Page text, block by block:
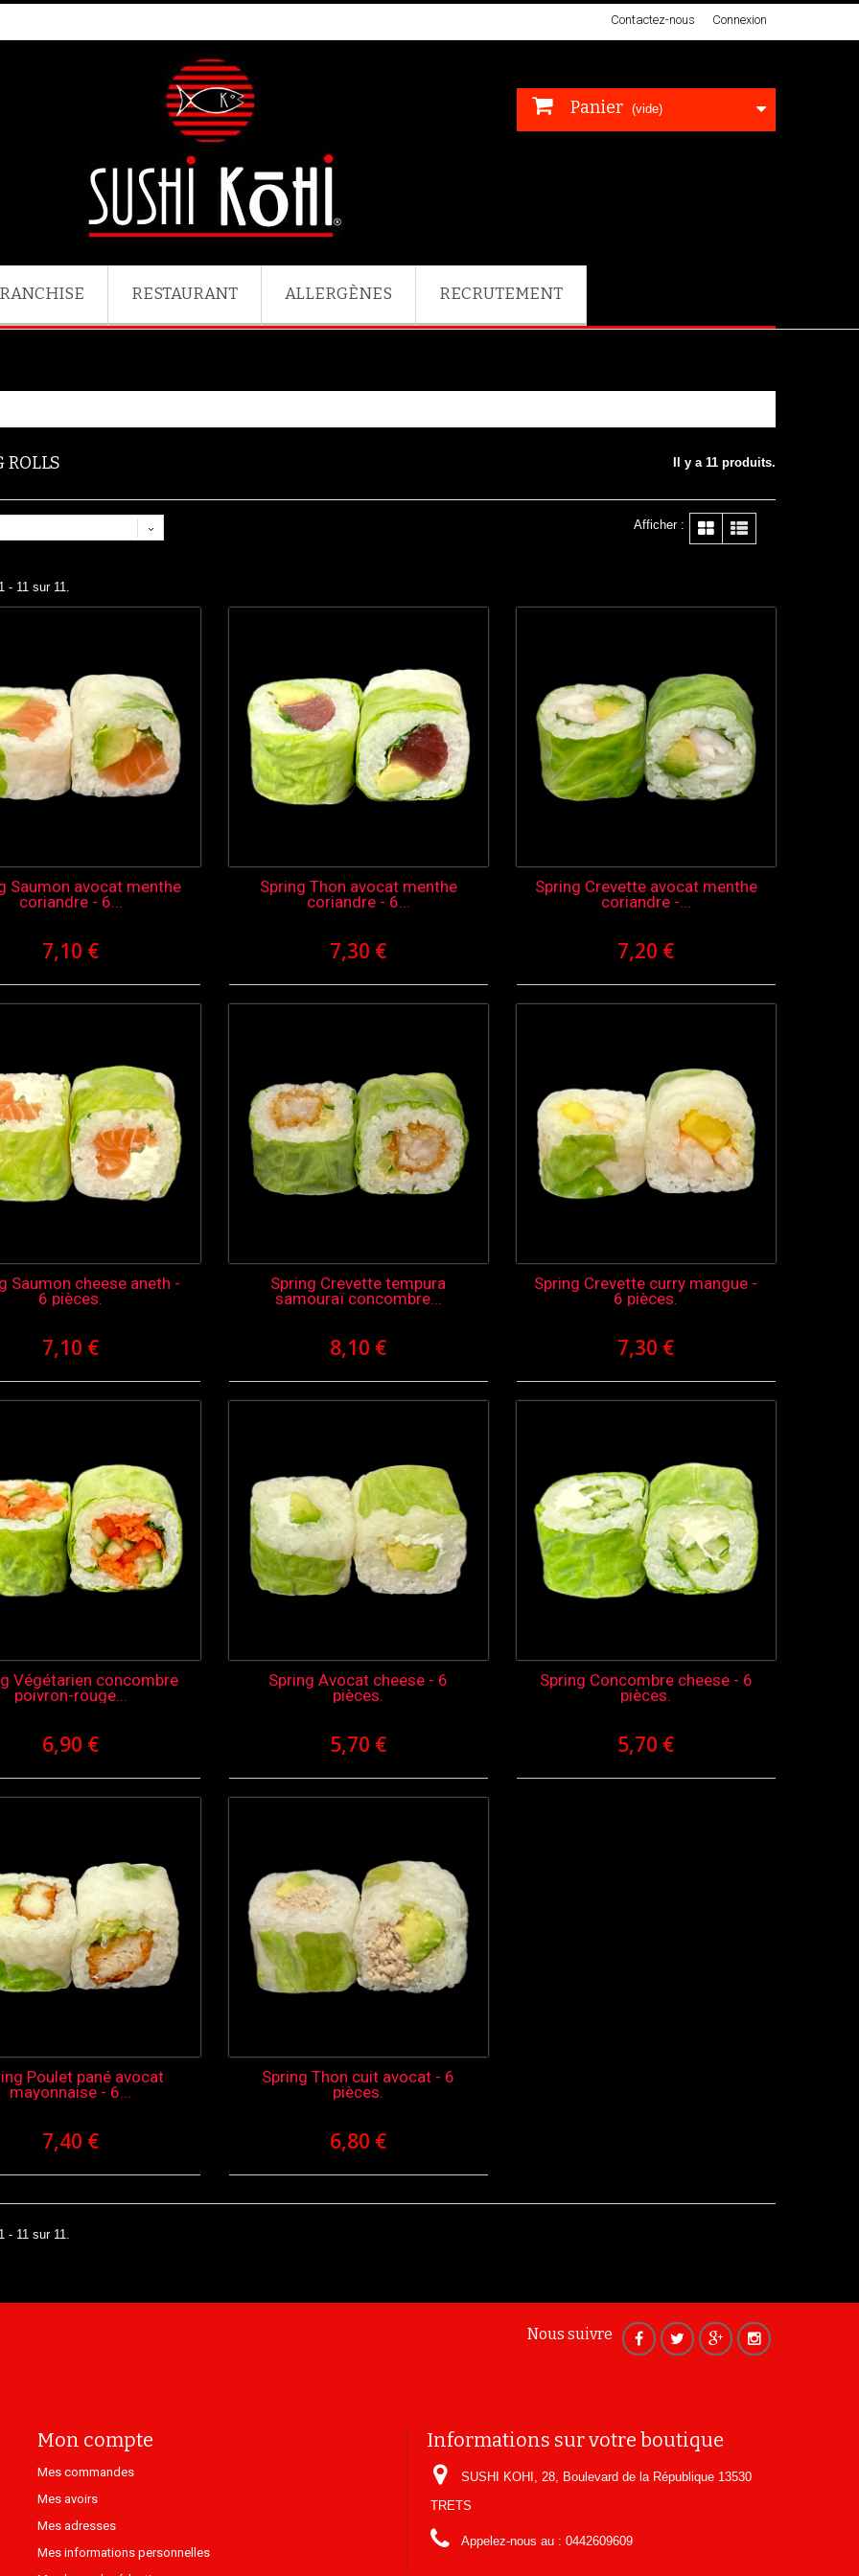
Connexion
Contactez-nous
Panier (vide)
RESTAURANT ALLERGÈNES RECRUTEMENT
ROLLS Il y a 11 produits.
Afficher :
- 11 sur 11.
Saumon avocat menthe
coriandre - 6...
7,10 €
Spring Thon avocat menthe
coriandre - 6...
7,30 €
Spring Crevette avocat menthe
coriandre -...
7,20 €
Saumon cheese aneth -
6 pièces.
7,10 €
Spring Crevette tempura
samouraï concombre...
8,10 €
Spring Crevette curry mangue -
6 pièces.
7,30 €
Végétarien concombre
poivron-rouge...
6,90 €
Spring Avocat cheese - 6
pièces.
5,70 €
Spring Concombre cheese - 6
pièces.
5,70 €
Poulet pané avocat
mayonnaise - 6...
7,40 €
Spring Thon cuit avocat - 6
pièces.
6,80 €
- 11 sur 11.
Nous suivre
Mon compte
Mes commandes
Mes avoirs
Mes adresses
Mes informations personnelles
Informations sur votre boutique
SUSHI KOHI, 28, Boulevard de la République 13530
TRETS
Appelez-nous au : 0442609609